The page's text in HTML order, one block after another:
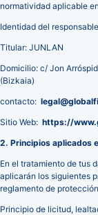
normatividad aplicable
Identidad del
Titular: JUNLAN
Domicilio: c/ Jon
(Bizkaia)
contacto:
Sitio Web: https://
2. Principios aplicados
En el tratamiento de tus
aplicarán los siguientes
reglamento de
Principio de licitud,